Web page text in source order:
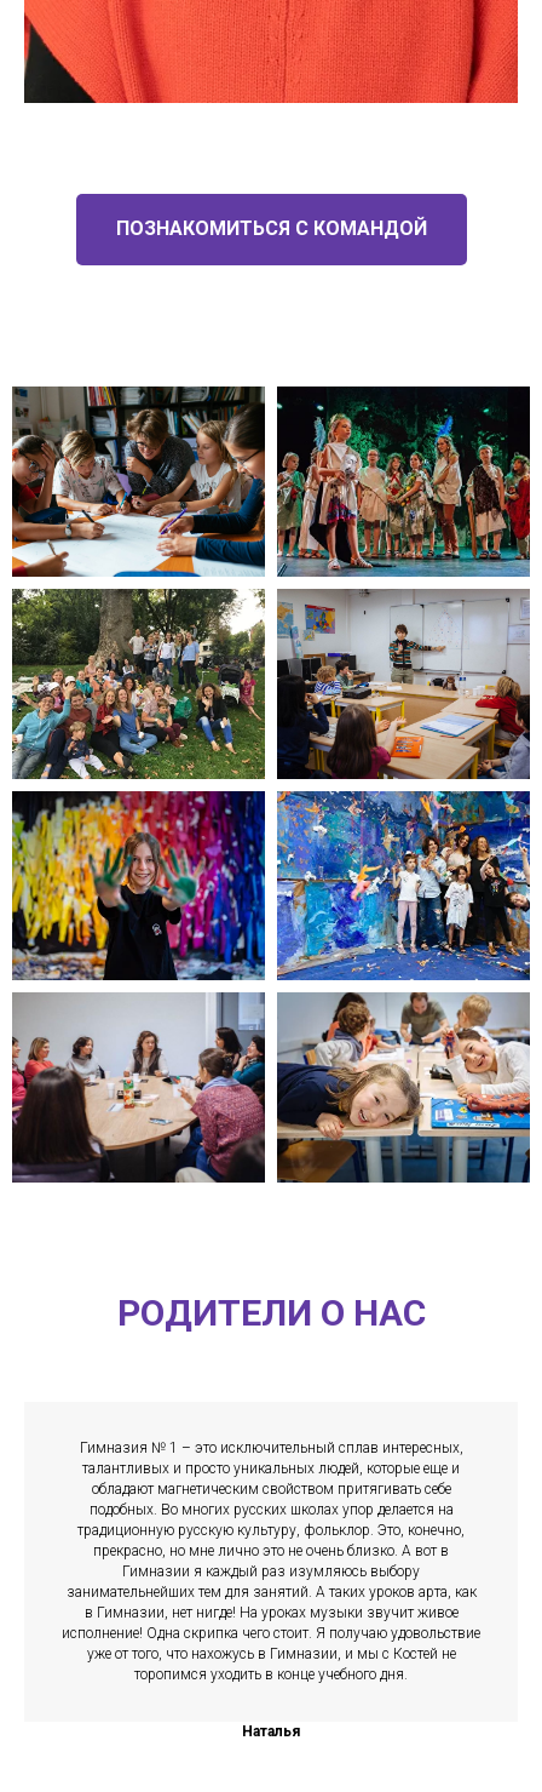
ПОЗНАКОМИТЬСЯ С КОМАНДОЙ
РОДИТЕЛИ О НАС
Гимназия № 1 – это исключительный сплав интересных,
талантливых и просто уникальных людей, которые еще и
обладают магнетическим свойством притягивать себе
подобных. Во многих русских школах упор делается на
традиционную русскую культуру, фольклор. Это, конечно,
прекрасно, но мне лично это не очень близко. А вот в
Гимназии я каждый раз изумляюсь выбору
занимательнейших тем для занятий. А таких уроков арта, как
в Гимназии, нет нигде! На уроках музыки звучит живое
исполнение! Одна скрипка чего стоит. Я получаю удовольствие
уже от того, что нахожусь в Гимназии, и мы с Костей не
торопимся уходить в конце учебного дня.
Наталья